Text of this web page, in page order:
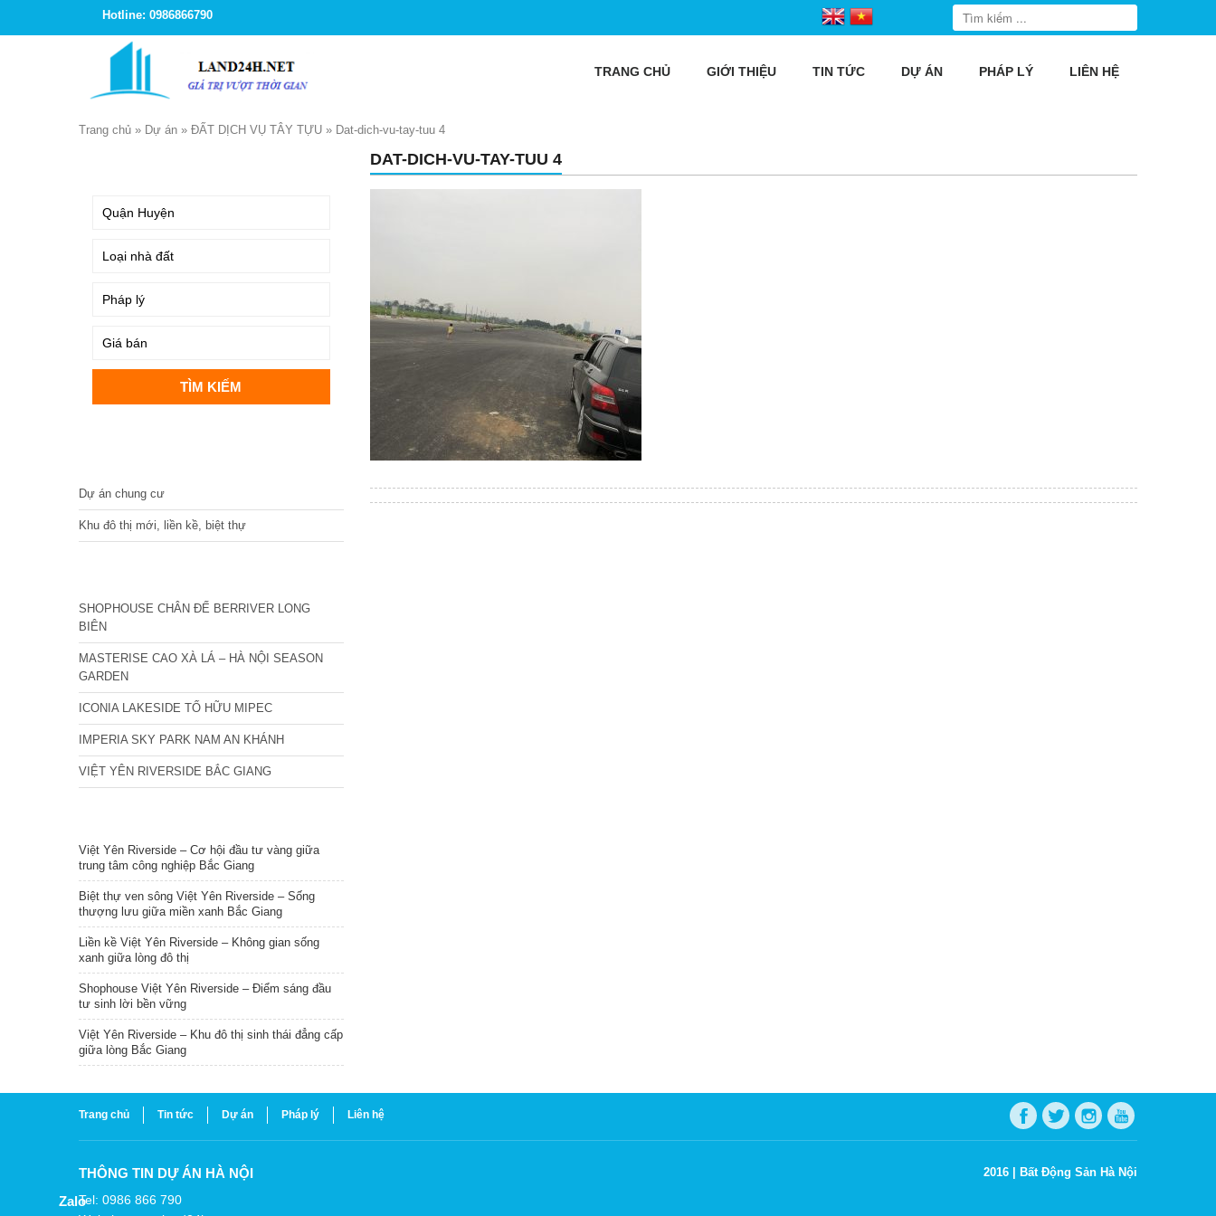
Hotline: 0986866790
TRANG CHỦ GIỚI THIỆU TIN TỨC DỰ ÁN PHÁP LÝ LIÊN HỆ
Trang chủ » Dự án » ĐẤT DỊCH VỤ TÂY TỰU » Dat-dich-vu-tay-tuu 4
DAT-DICH-VU-TAY-TUU 4
Dự án chung cư
Khu đô thị mới, liền kề, biệt thự
SHOPHOUSE CHÂN ĐẾ BERRIVER LONG
BIÊN
MASTERISE CAO XÀ LÁ – HÀ NỘI SEASON
GARDEN
ICONIA LAKESIDE TỐ HỮU MIPEC
IMPERIA SKY PARK NAM AN KHÁNH
VIỆT YÊN RIVERSIDE BẮC GIANG
Việt Yên Riverside – Cơ hội đầu tư vàng giữa
trung tâm công nghiệp Bắc Giang
Biệt thự ven sông Việt Yên Riverside – Sống
thượng lưu giữa miền xanh Bắc Giang
Liền kề Việt Yên Riverside – Không gian sống
xanh giữa lòng đô thị
Shophouse Việt Yên Riverside – Điểm sáng đầu
tư sinh lời bền vững
Việt Yên Riverside – Khu đô thị sinh thái đẳng cấp
giữa lòng Bắc Giang
Trang chủ Tin tức Dự án Pháp lý Liên hệ
THÔNG TIN DỰ ÁN HÀ NỘI
Tel: 0986 866 790
2016 | Bất Động Sản Hà Nội
Zalo